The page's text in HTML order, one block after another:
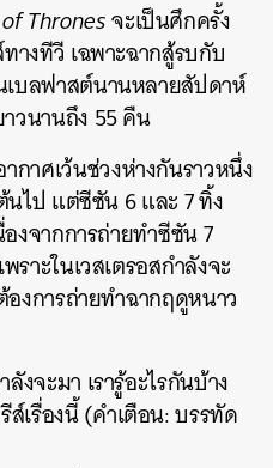
Thronesจะเป็นศึกครั้ง
งทีวี เฉพาะฉากสู้รบกับ
บลฟาสต์นานหลายสัปดาห์
วนานถึง 55 คืน
าศเว้นช่วงห่างกันราวหนึ่ง
นไป แต่ซีซัน 6 และ 7 ทิ้ง
งจากการถ่ายทำซีซัน 7
ราะในเวสเตรอสกำลังจะ
งการถ่ายทำฉากฤดูหนาว
งจะมา เรารู้อะไรกันบ้าง
เรื่องนี้(คำเตือน: บรรทัด